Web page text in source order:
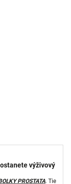
výživový
PROSTATA. Tie